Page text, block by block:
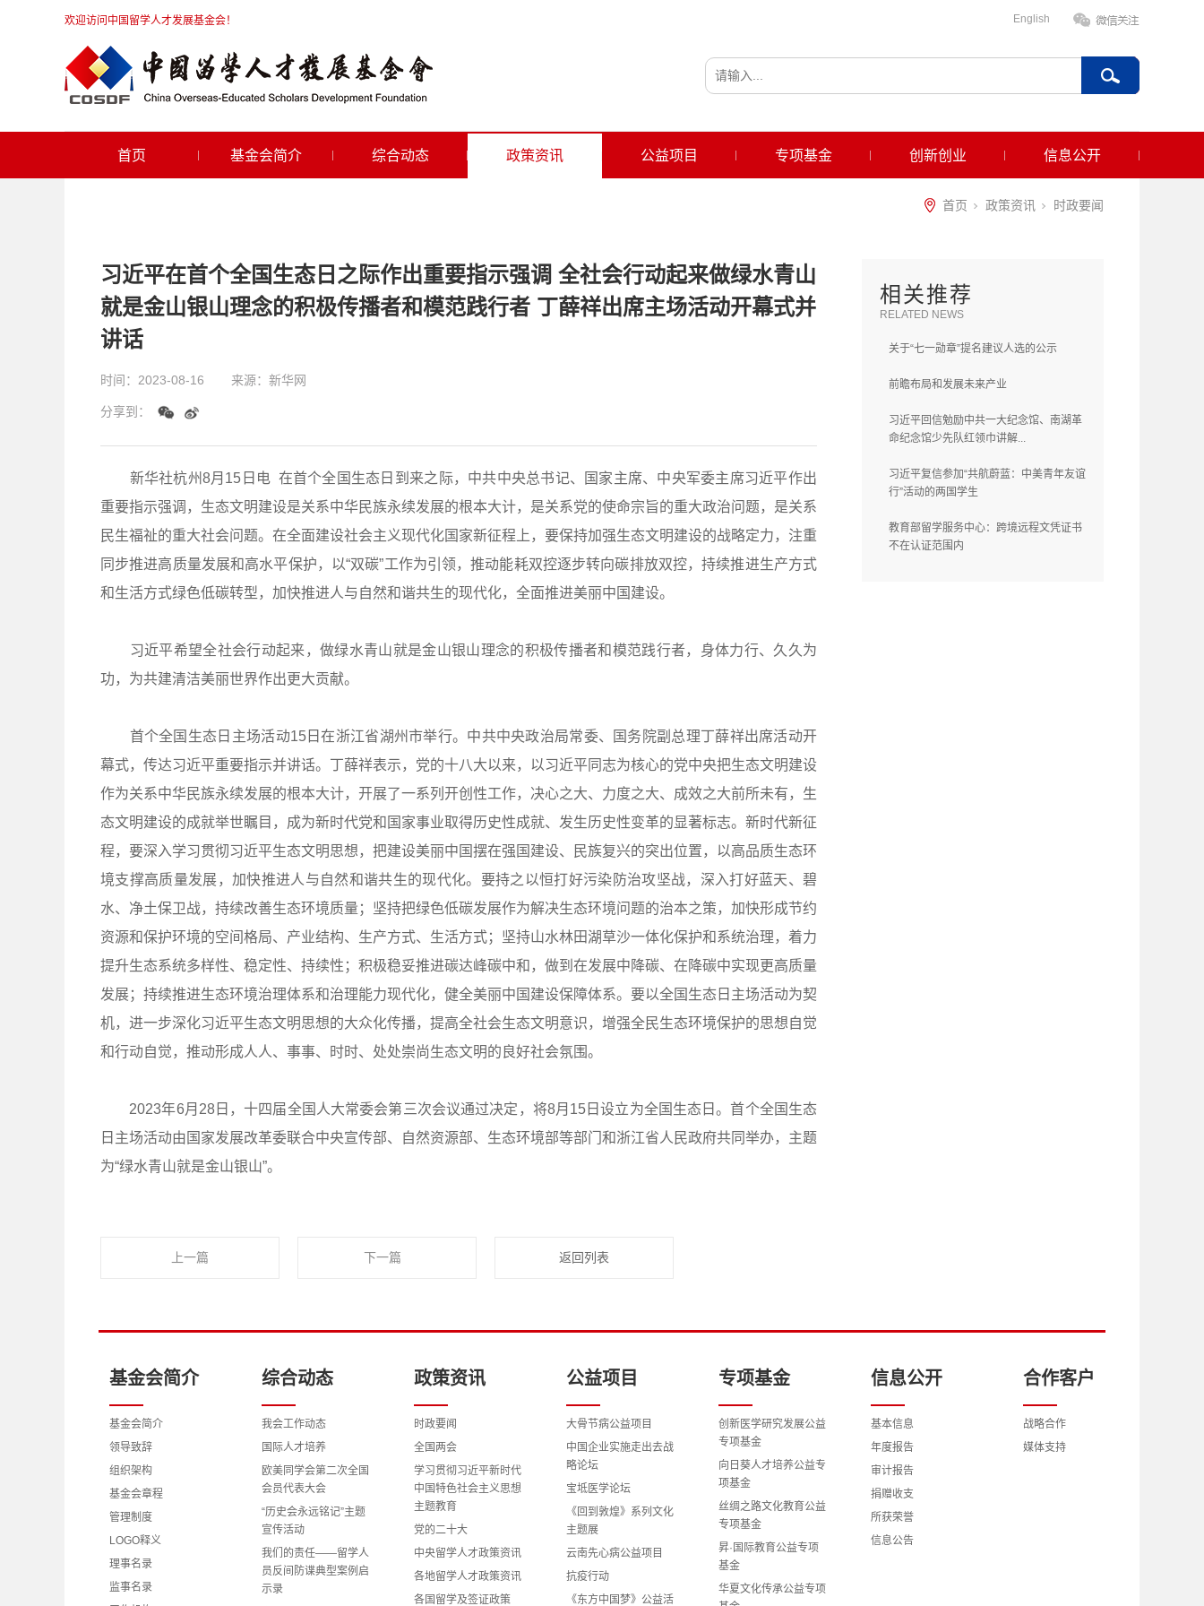
欢迎访问中国留学人才发展基金会！ English
首页 基金会简介 综合动态 政策资讯 公益项目 专项基金 创新创业 信息公开
首页 政策资讯 时政要闻
习近平在首个全国生态日之际作出重要指示强调 全社会行动起来做绿水青山
就是金山银山理念的积极传播者和模范践行者 丁薛祥出席主场活动开幕式并
讲话
时间： 2023-08-16 来源： 新华网
分享到：
新华社杭州8月15日电 在首个全国生态日到来之际，中共中央总书记、国家主席、中央军委主席习近平作出
重要指示强调，生态文明建设是关系中华民族永续发展的根本大计，是关系党的使命宗旨的重大政治问题，是关系
民生福祉的重大社会问题。在全面建设社会主义现代化国家新征程上，要保持加强生态文明建设的战略定力，注重
同步推进高质量发展和高水平保护，以“双碳”工作为引领，推动能耗双控逐步转向碳排放双控，持续推进生产方式
和生活方式绿色低碳转型，加快推进人与自然和谐共生的现代化，全面推进美丽中国建设。
习近平希望全社会行动起来，做绿水青山就是金山银山理念的积极传播者和模范践行者，身体力行、久久为
功，为共建清洁美丽世界作出更大贡献。
首个全国生态日主场活动15日在浙江省湖州市举行。中共中央政治局常委、国务院副总理丁薛祥出席活动开
幕式，传达习近平重要指示并讲话。丁薛祥表示，党的十八大以来，以习近平同志为核心的党中央把生态文明建设
作为关系中华民族永续发展的根本大计，开展了一系列开创性工作，决心之大、力度之大、成效之大前所未有，生
态文明建设的成就举世瞩目，成为新时代党和国家事业取得历史性成就、发生历史性变革的显著标志。新时代新征
程，要深入学习贯彻习近平生态文明思想，把建设美丽中国摆在强国建设、民族复兴的突出位置，以高品质生态环
境支撑高质量发展，加快推进人与自然和谐共生的现代化。要持之以恒打好污染防治攻坚战，深入打好蓝天、碧
水、净土保卫战，持续改善生态环境质量；坚持把绿色低碳发展作为解决生态环境问题的治本之策，加快形成节约
资源和保护环境的空间格局、产业结构、生产方式、生活方式；坚持山水林田湖草沙一体化保护和系统治理，着力
提升生态系统多样性、稳定性、持续性；积极稳妥推进碳达峰碳中和，做到在发展中降碳、在降碳中实现更高质量
发展；持续推进生态环境治理体系和治理能力现代化，健全美丽中国建设保障体系。要以全国生态日主场活动为契
机，进一步深化习近平生态文明思想的大众化传播，提高全社会生态文明意识，增强全民生态环境保护的思想自觉
和行动自觉，推动形成人人、事事、时时、处处崇尚生态文明的良好社会氛围。
2023年6月28日，十四届全国人大常委会第三次会议通过决定，将8月15日设立为全国生态日。首个全国生态
日主场活动由国家发展改革委联合中央宣传部、自然资源部、生态环境部等部门和浙江省人民政府共同举办，主题
为“绿水青山就是金山银山”。
上一篇 下一篇 返回列表
相关推荐
RELATED NEWS
关于“七一勋章”提名建议人选的公示
前瞻布局和发展未来产业
习近平回信勉励中共一大纪念馆、南湖革
命纪念馆少先队红领巾讲解...
习近平复信参加“共航蔚蓝：中美青年友谊
行”活动的两国学生
教育部留学服务中心：跨境远程文凭证书
不在认证范围内
基金会简介
基金会简介
领导致辞
组织架构
基金会章程
管理制度
LOGO释义
理事名录
监事名录
综合动态
我会工作动态
国际人才培养
欧美同学会第二次全国
会员代表大会
“历史会永远铭记”主题
宣传活动
我们的责任——留学人
员反间防谍典型案例启
示录
政策资讯
时政要闻
全国两会
学习贯彻习近平新时代
中国特色社会主义思想
主题教育
党的二十大
中央留学人才政策资讯
各地留学人才政策资讯
各国留学及签证政策
公益项目
大骨节病公益项目
中国企业实施走出去战
略论坛
宝坻医学论坛
《回到敦煌》系列文化
主题展
云南先心病公益项目
抗疫行动
《东方中国梦》公益活
专项基金
创新医学研究发展公益
专项基金
向日葵人才培养公益专
项基金
丝绸之路文化教育公益
专项基金
昇·国际教育公益专项
基金
华夏文化传承公益专项
信息公开
基本信息
年度报告
审计报告
捐赠收支
所获荣誉
信息公告
合作客户
战略合作
媒体支持